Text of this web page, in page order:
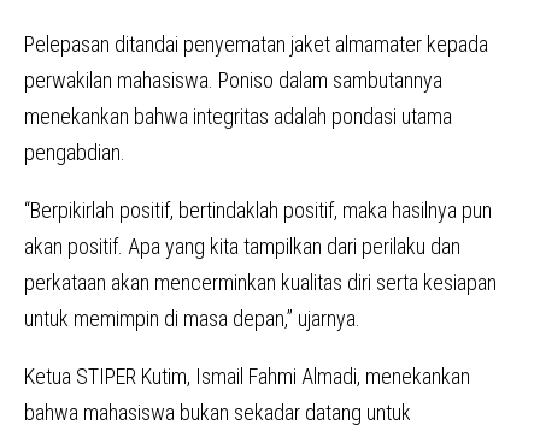
Pelepasan ditandai penyematan jaket almamater kepada
perwakilan mahasiswa. Poniso dalam sambutannya
menekankan bahwa integritas adalah pondasi utama
pengabdian.
“Berpikirlah positif, bertindaklah positif, maka hasilnya pun
akan positif. Apa yang kita tampilkan dari perilaku dan
perkataan akan mencerminkan kualitas diri serta kesiapan
untuk memimpin di masa depan,” ujarnya.
Ketua STIPER Kutim, Ismail Fahmi Almadi, menekankan
bahwa mahasiswa bukan sekadar datang untuk